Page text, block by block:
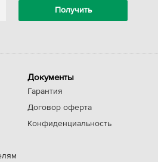
Документы
Гарантия
Договор оферта
Конфиденциальность